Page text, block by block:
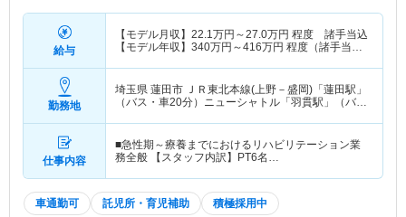
給与
【モデル月収】 22.1万円～27.0万円 程度 諸手当込
【モデル年収】 340万円～416万円 程度（諸手当込
勤務地
埼玉県 蓮田市 ＪＲ東北本線(上野－盛岡)「蓮田駅」
（バス・車20分）ニューシャトル「羽貫駅」（バ
仕事内容
■急性期～療養までにおけるリハビリテーション業
務全般 【スタッフ内訳】PT6名…
車通勤可 託児所・育児補助 積極採用中